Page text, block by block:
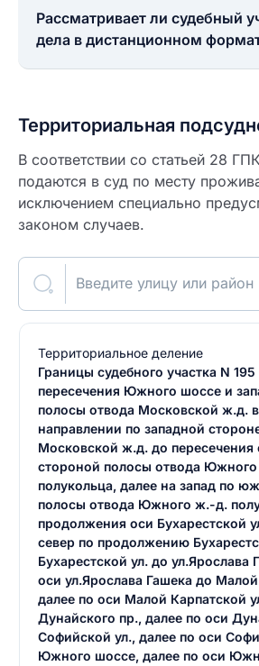
Рассматривает ли судебный
дела в дистанционном
Территориальная
В соответствии со статьей 28
подаются в суд по месту
исключением специально
законом случаев.
Введите улицу или район
Территориальное деление
Границы судебного участка N
пересечения Южного шоссе и
полосы отвода Московской ж.д.
направлении по западной
Московской ж.д. до
стороной полосы отвода
полукольца, далее на запад по
полосы отвода Южного ж.-д.
продолжения оси Бухарестской
север по продолжению
Бухарестской ул. до ул.Ярослава
оси ул.Ярослава Гашека до
далее по оси Малой Карпатской
Дунайского пр., далее по оси
Софийской ул., далее по оси
Южного шоссе, далее по оси